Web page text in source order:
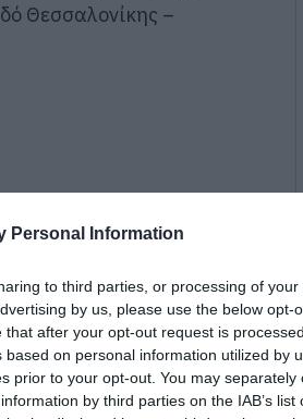
Personal Information
to third parties, or processing of
by us, please use the below opt-
after your opt-out request is
on personal information utilized by
prior to your opt-out. You may separately
by third parties on the IAB’s list
Θεσσαλονίκης –